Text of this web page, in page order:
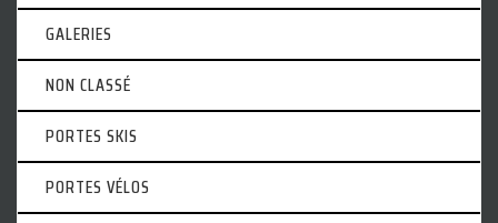
GALERIES
NON CLASSÉ
PORTES SKIS
PORTES VÉLOS